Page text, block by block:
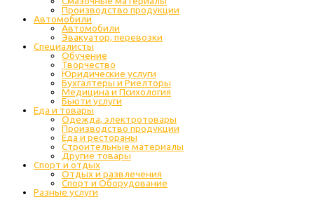
Производство продукции
Автомобили
Автомобили
Эвакуатор, перевозки
Специалисты
Обучение
Творчество
Юридические услуги
Бухгалтеры и Риелторы
Медицина и Психология
Бьюти услуги
Еда и товары
Одежда, электротовары
Производство продукции
Еда и рестораны
Строительные материалы
Другие товары
Спорт и отдых
Отдых и развлечения
Спорт и Оборудование
Разные услуги